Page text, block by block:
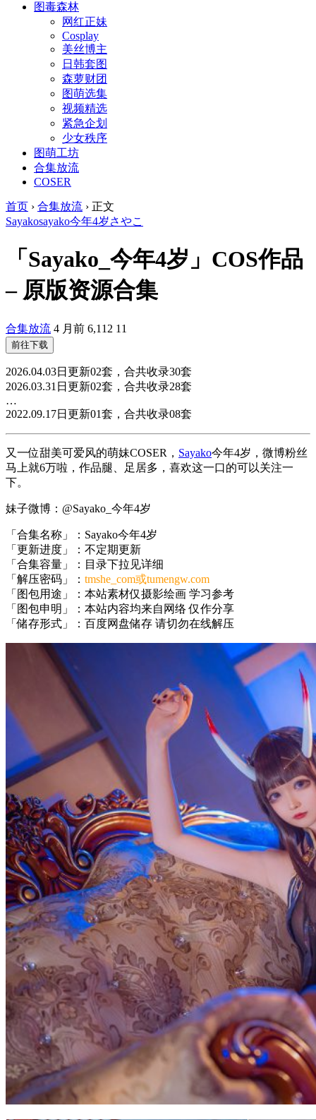
图毒森林
网红正妹
Cosplay
美丝博主
日韩套图
森萝财团
图萌选集
视频精选
紧急企划
少女秩序
图萌工坊
合集放流
COSER
首页 › 合集放流 › 正文
Sayakosayako今年4岁さやこ
「Sayako_今年4岁」COS作品
– 原版资源合集
合集放流 4 月前 6,112 11
前往下载
2026.04.03日更新02套，合共收录30套
2026.03.31日更新02套，合共收录28套
…
2022.09.17日更新01套，合共收录08套
又一位甜美可爱风的萌妹COSER， Sayako今年4岁，微博粉丝
马上就6万啦，作品腿、足居多，喜欢这一口的可以关注一
下。
妹子微博：@Sayako_今年4岁
「合集名称」：Sayako今年4岁
「更新进度」：不定期更新
「合集容量」：目录下拉见详细
「解压密码」： tmshe_com或tumengw.com
「图包用途」：本站素材仅摄影绘画 学习参考
「图包申明」：本站内容均来自网络 仅作分享
「储存形式」：百度网盘储存 请切勿在线解压